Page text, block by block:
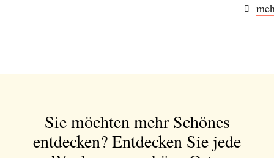
Sie möchten mehr Schönes
entdecken?Entdecken Sie jede